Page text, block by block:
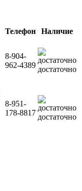
Телефон
Наличие
8-904-
962-4389 достаточно
8-951-
178-8817 достаточно